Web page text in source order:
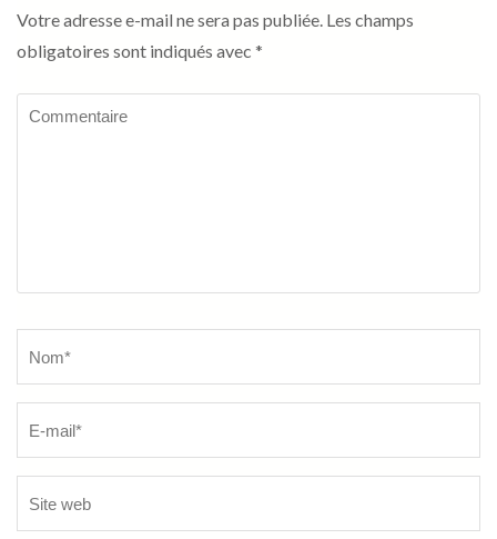
Votre adresse e-mail ne sera pas publiée. Les champs
obligatoires sont indiqués avec *
Commentaire